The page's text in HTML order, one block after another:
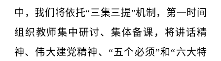
中，我们将依托“三集三提”机制，第一时间
组织教师集中研讨、集体备课，将讲话精
神、伟大建党精神、“五个必须”和“六大特